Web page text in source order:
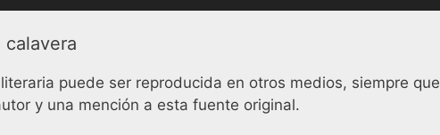
calavera
puede ser reproducida en otros medios, siempre que
y una mención a esta fuente original.